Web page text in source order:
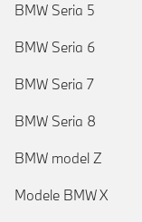
BMW Seria 5
BMW Seria 6
BMW Seria 7
BMW Seria 8
BMW model Z
Modele BMW X